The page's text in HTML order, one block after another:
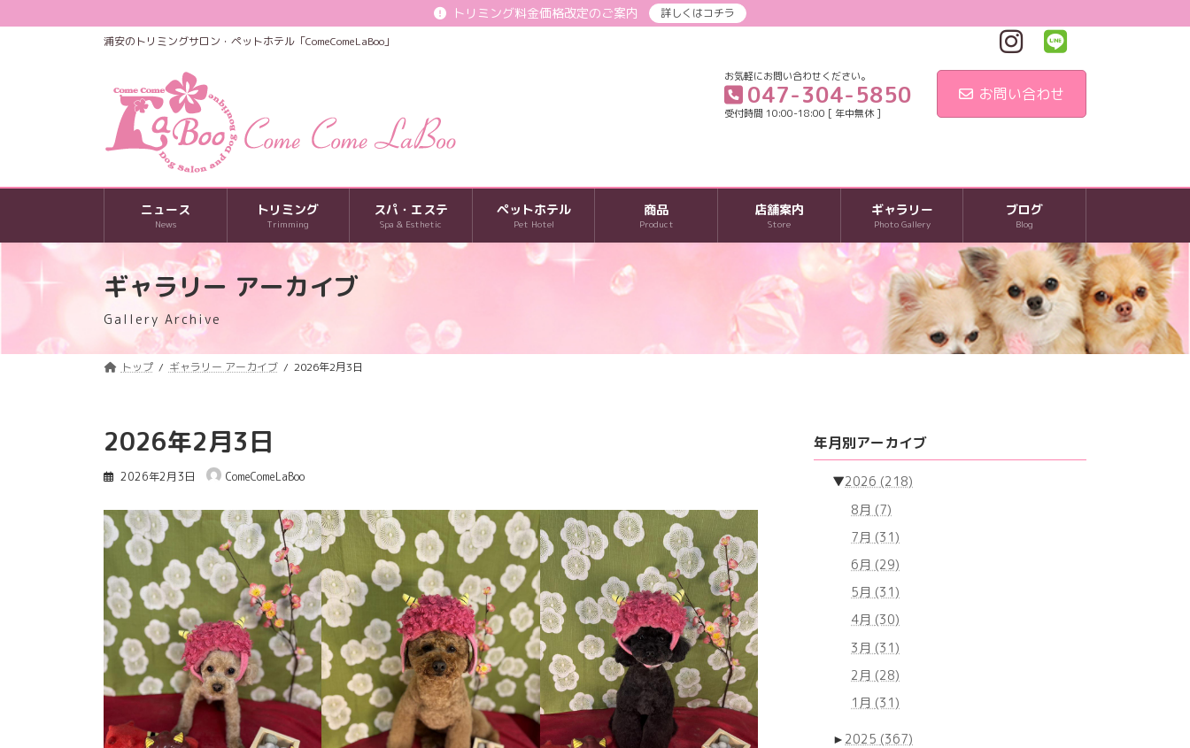
ン
ビ
トリミング料金価格改定のご案内
詳しくはコチラ
浦安のトリミングサロン・ペットホテル「ComeComeLaBoo」
お気軽にお問い合わせください。
047-304-5850
受付時間 10:00-18:00 [ 年中無休 ]
お問い合わせ
ニュース
News
トリミング
Trimming
スパ・エステ
Spa & Esthetic
ペットホテル
Pet Hotel
商品
Product
店舗案内
Store
ギャラリー
Photo Gallery
ブログ
Blog
ギャラリー アーカイブ
Gallery Archive
トップ ギャラリー アーカイブ 2026年2月3日
2026年2月3日
2026年2月3日 ComeComeLaBoo
年月別アーカイブ
▼2026 (218)
8月 (7)
7月 (31)
6月 (29)
5月 (31)
4月 (30)
3月 (31)
2月 (28)
1月 (31)
► 2025 (367)